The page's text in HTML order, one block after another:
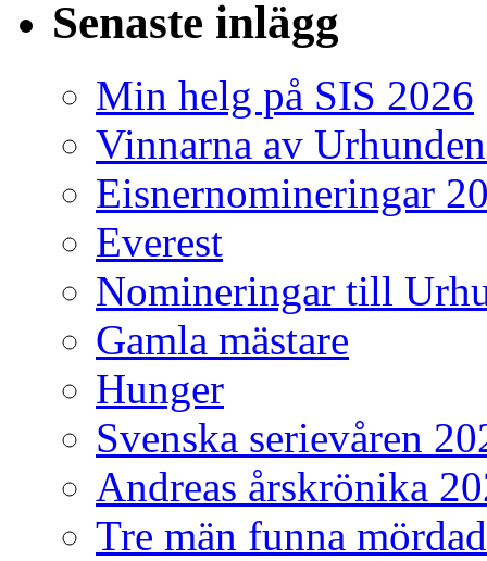
Senaste inlägg
Min helg på SIS 2026
Vinnarna av
Eisnernomineringar
Everest
Nomineringar till
Gamla mästare
Hunger
Svenska serievåren
Andreas årskrönika
Tre män funna